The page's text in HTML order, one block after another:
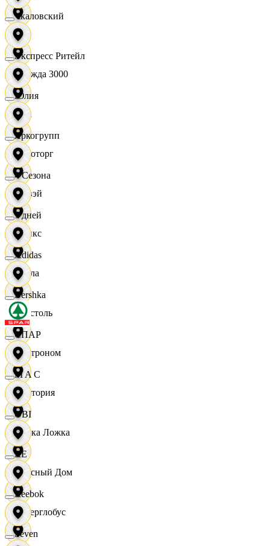
XC
Одежда 3000
Zara
Агроторг
Амвэй
Аникс
Билла
Бристоль
Быстроном
Виктория
Вилка Ложка
Вкусный Дом
Гиперглобус
Чкаловский
Экспресс Ритейл
Юлия
Яркогрупп
4 Сезона
7 дней
Adidas
Bershka
СПАР
M A C
OBI
RE
Reebok
Seven